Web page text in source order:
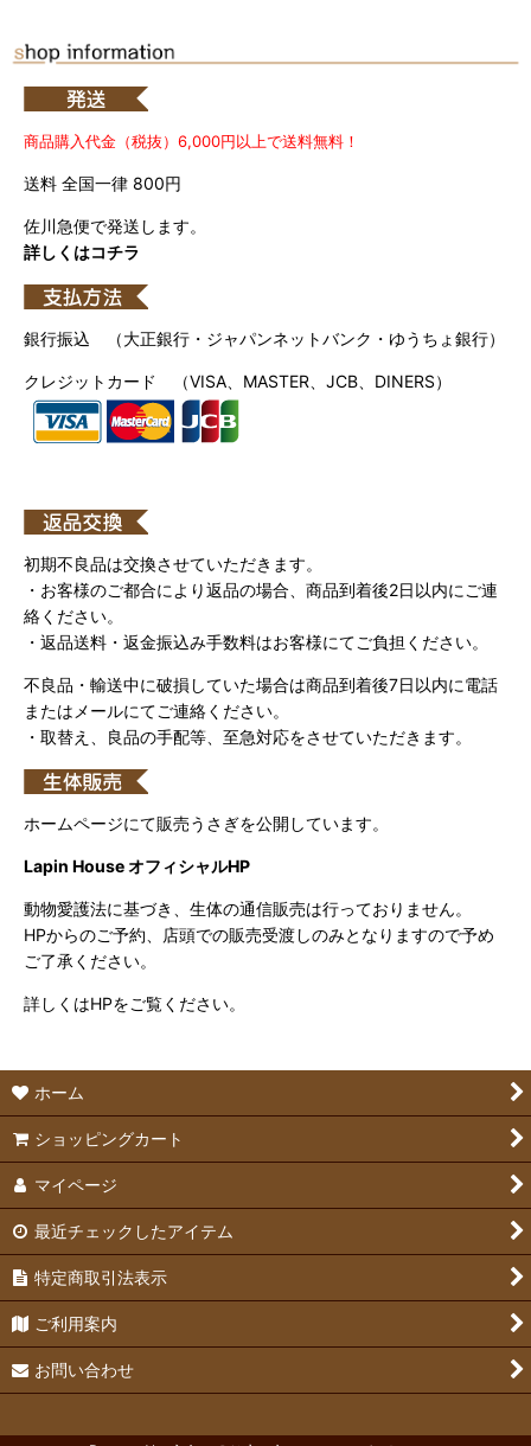
商品購入代金（税抜）6,000円以上で送料無料！
送料 全国一律 800円
佐川急便で発送します。
詳しくはコチラ
銀行振込 （大正銀行・ジャパンネットバンク・ゆうちょ銀行）
クレジットカード （VISA、MASTER、JCB、DINERS）
初期不良品は交換させていただきます。
・お客様のご都合により返品の場合、商品到着後2日以内にご連
絡ください。
・返品送料・返金振込み手数料はお客様にてご負担ください。
不良品・輸送中に破損していた場合は商品到着後7日以内に電話
またはメールにてご連絡ください。
・取替え、良品の手配等、至急対応をさせていただきます。
ホームページにて販売うさぎを公開しています。
Lapin House オフィシャルHP
動物愛護法に基づき、生体の通信販売は行っておりません。
HPからのご予約、店頭での販売受渡しのみとなりますので予め
ご了承ください。
詳しくはHPをご覧ください。
ホーム
ショッピングカート
マイページ
最近チェックしたアイテム
特定商取引法表示
ご利用案内
お問い合わせ